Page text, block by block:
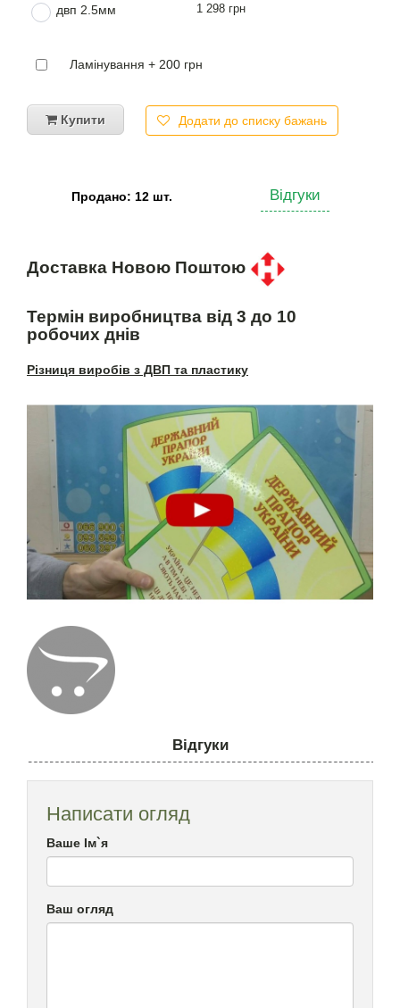
двп 2.5мм 1 298 грн
Ламінування + 200 грн
Купити Додати до списку бажань
Продано: 12 шт. Відгуки
Доставка Новою Поштою
Термін виробництва від 3 до 10
робочих днів
Різниця виробів з ДВП та пластику
Відгуки
Написати огляд
Ваше Ім`я
Ваш огляд